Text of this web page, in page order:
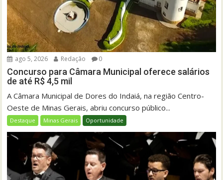
ago 5, 2026 Redação 0
Concurso para Câmara Municipal oferece salários
de até R$ 4,5 mil
A Câmara Municipal de Dores do Indaiá, na região Centro-
Oeste de Minas Gerais, abriu concurso público...
Destaque Minas Gerais Oportunidade